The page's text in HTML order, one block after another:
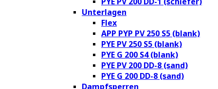
Unterlagen
Flex
APP PYP PV 250 S5 (blank)
PYE PV 250 S5 (blank)
PYE G 200 S4 (blank)
PYE PV 200 DD-8 (sand)
PYE G 200 DD-8 (sand)
Dampfsperren